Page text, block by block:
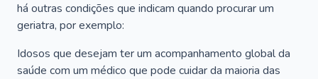
há outras condições que indicam quando procurar um
geriatra, por exemplo:
Idosos que desejam ter um acompanhamento global da
saúde com um médico que pode cuidar da maioria das